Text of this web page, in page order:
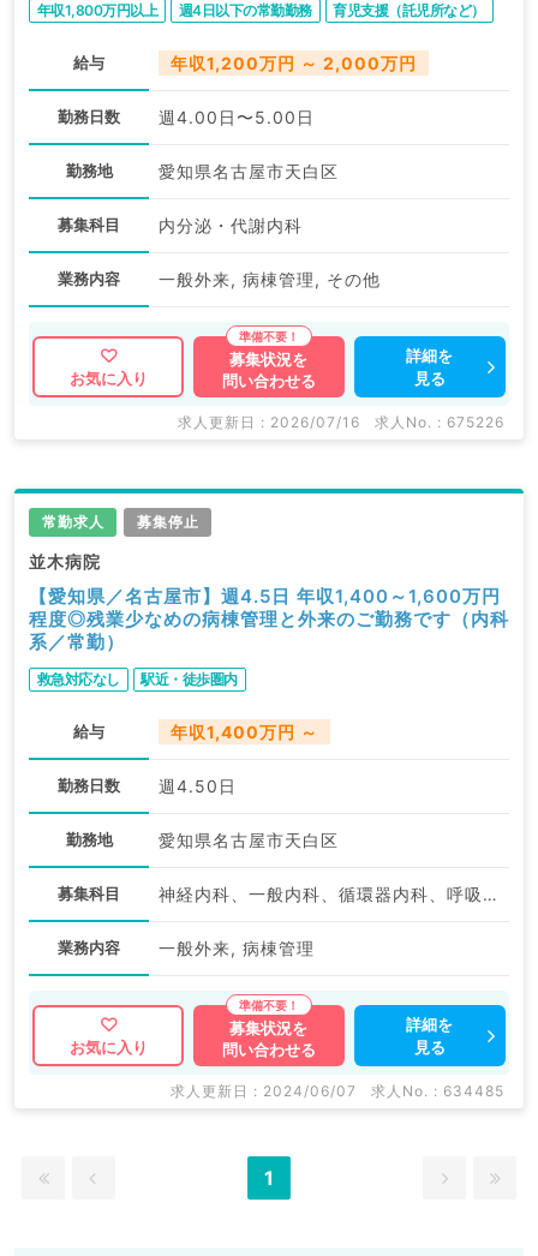
年収1,800万円以上 週4日以下の常勤勤務 育児支援（託児所など）
給与 年収1,200万円 ～ 2,000万円
勤務日数 週4.00日〜5.00日
勤務地 愛知県名古屋市天白区
募集科目 内分泌・代謝内科
業務内容 一般外来, 病棟管理, その他
お気に入り
募集状況を
問い合わせる
詳細を
見る
求人更新日 : 2026/07/16 求人No. : 675226
常勤求人 募集停止
並木病院
【愛知県／名古屋市】週4.5日 年収1,400～1,600万円
程度◎残業少なめの病棟管理と外来のご勤務です（内科
系／常勤）
救急対応なし 駅近・徒歩圏内
給与 年収1,400万円 ～
勤務日数 週4.50日
勤務地 愛知県名古屋市天白区
募集科目 神経内科、一般内科、循環器内科、呼吸器内科、消化器内科、内分泌・代謝内科、腎臓内科、老年内科
業務内容 一般外来, 病棟管理
お気に入り
募集状況を
問い合わせる
詳細を
見る
求人更新日 : 2024/06/07 求人No. : 634485
1